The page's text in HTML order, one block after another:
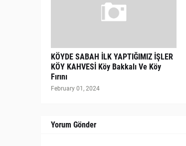
KÖYDE SABAH İLK YAPTIĞIMIZ İŞLER
KÖY KAHVESİ Köy Bakkalı Ve Köy
Fırını
February 01, 2024
Yorum Gönder